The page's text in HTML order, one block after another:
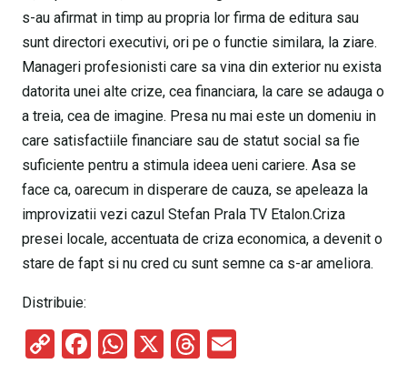
s-au afirmat in timp au propria lor firma de editura sau
sunt directori executivi, ori pe o functie similara, la ziare.
Manageri profesionisti care sa vina din exterior nu exista
datorita unei alte crize, cea financiara, la care se adauga o
a treia, cea de imagine. Presa nu mai este un domeniu in
care satisfactiile financiare sau de statut social sa fie
suficiente pentru a stimula ideea ueni cariere. Asa se
face ca, oarecum in disperare de cauza, se apeleaza la
improvizatii vezi cazul Stefan Prala TV Etalon.Criza
presei locale, accentuata de criza economica, a devenit o
stare de fapt si nu cred cu sunt semne ca s-ar ameliora.
Distribuie:
C
F
W X
T